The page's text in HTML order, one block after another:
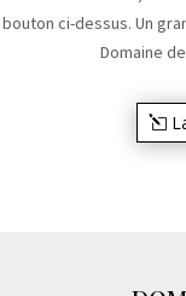
bouton ci-dessus. Un
Domaine